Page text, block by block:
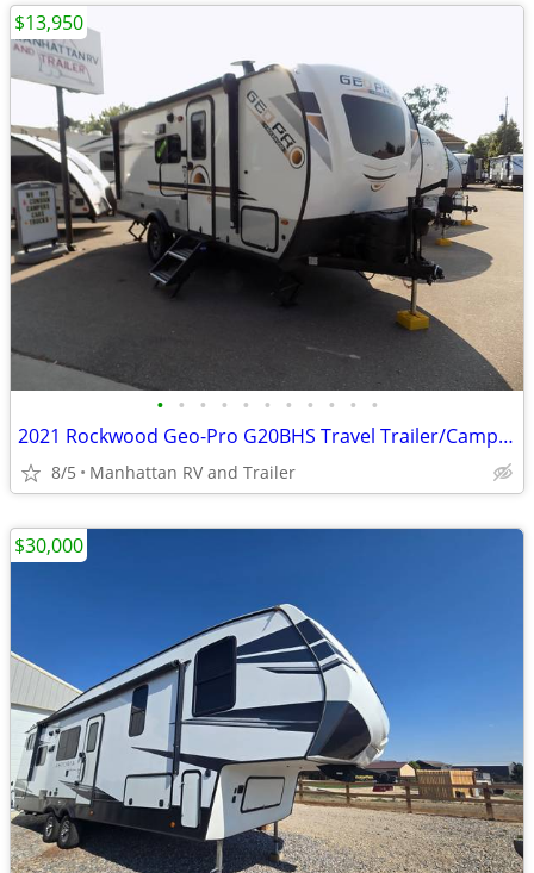
• • • • • • • • • • •
2021 Rockwood Geo-Pro G20BHS Travel Trailer/Camper
8/5 Manhattan RV and Trailer
$13,950
$30,000